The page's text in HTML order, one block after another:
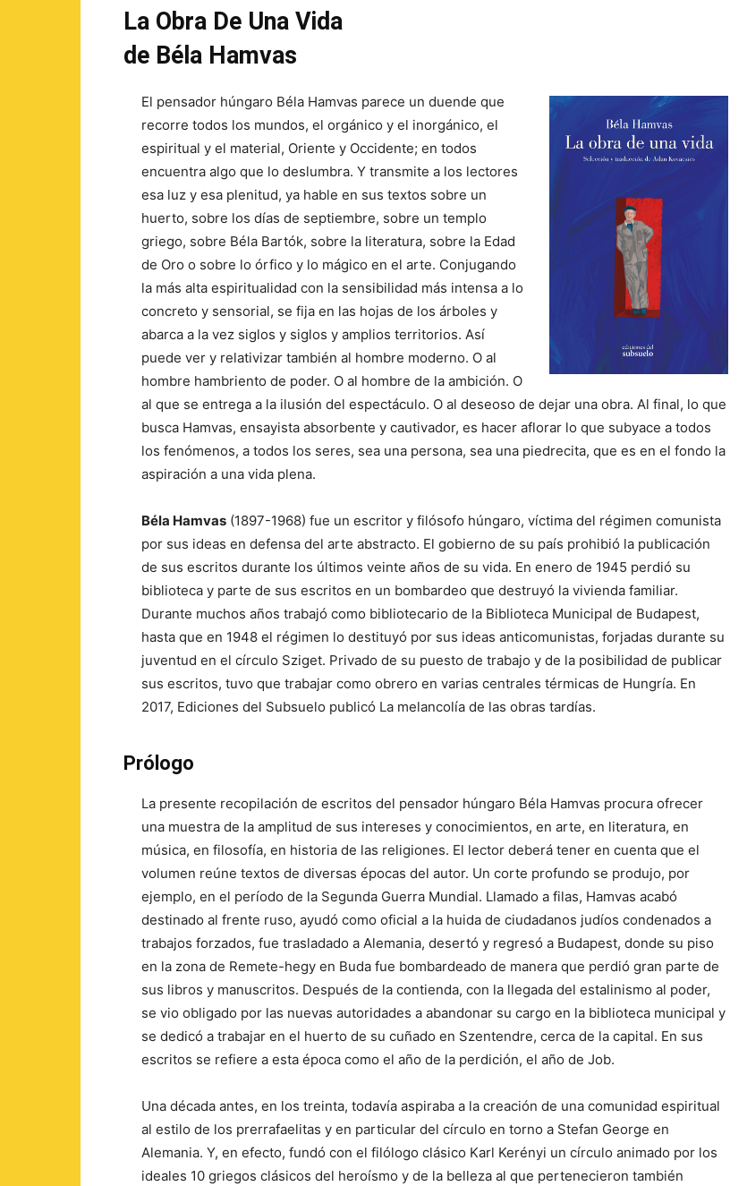
La Obra De Una Vida
de Béla Hamvas
El pensador húngaro Béla Hamvas parece un duende que
recorre todos los mundos, el orgánico y el inorgánico, el
espiritual y el material, Oriente y Occidente; en todos
encuentra algo que lo deslumbra. Y transmite a los lectores
esa luz y esa plenitud, ya hable en sus textos sobre un
huerto, sobre los días de septiembre, sobre un templo
griego, sobre Béla Bartók, sobre la literatura, sobre la Edad
de Oro o sobre lo órfico y lo mágico en el arte. Conjugando
la más alta espiritualidad con la sensibilidad más intensa a lo
concreto y sensorial, se fija en las hojas de los árboles y
abarca a la vez siglos y siglos y amplios territorios. Así
puede ver y relativizar también al hombre moderno. O al
hombre hambriento de poder. O al hombre de la ambición. O
al que se entrega a la ilusión del espectáculo. O al deseoso de dejar una obra. Al final, lo que
busca Hamvas, ensayista absorbente y cautivador, es hacer aflorar lo que subyace a todos
los fenómenos, a todos los seres, sea una persona, sea una piedrecita, que es en el fondo la
aspiración a una vida plena.
Béla Hamvas (1897-1968) fue un escritor y filósofo húngaro, víctima del régimen comunista
por sus ideas en defensa del arte abstracto. El gobierno de su país prohibió la publicación
de sus escritos durante los últimos veinte años de su vida. En enero de 1945 perdió su
biblioteca y parte de sus escritos en un bombardeo que destruyó la vivienda familiar.
Durante muchos años trabajó como bibliotecario de la Biblioteca Municipal de Budapest,
hasta que en 1948 el régimen lo destituyó por sus ideas anticomunistas, forjadas durante su
juventud en el círculo Sziget. Privado de su puesto de trabajo y de la posibilidad de publicar
sus escritos, tuvo que trabajar como obrero en varias centrales térmicas de Hungría. En
2017, Ediciones del Subsuelo publicó La melancolía de las obras tardías.
Prólogo
La presente recopilación de escritos del pensador húngaro Béla Hamvas procura ofrecer
una muestra de la amplitud de sus intereses y conocimientos, en arte, en literatura, en
música, en filosofía, en historia de las religiones. El lector deberá tener en cuenta que el
volumen reúne textos de diversas épocas del autor. Un corte profundo se produjo, por
ejemplo, en el período de la Segunda Guerra Mundial. Llamado a filas, Hamvas acabó
destinado al frente ruso, ayudó como oficial a la huida de ciudadanos judíos condenados a
trabajos forzados, fue trasladado a Alemania, desertó y regresó a Budapest, donde su piso
en la zona de Remete-hegy en Buda fue bombardeado de manera que perdió gran parte de
sus libros y manuscritos. Después de la contienda, con la llegada del estalinismo al poder,
se vio obligado por las nuevas autoridades a abandonar su cargo en la biblioteca municipal y
se dedicó a trabajar en el huerto de su cuñado en Szentendre, cerca de la capital. En sus
escritos se refiere a esta época como el año de la perdición, el año de Job.
Una década antes, en los treinta, todavía aspiraba a la creación de una comunidad espiritual
al estilo de los prerrafaelitas y en particular del círculo en torno a Stefan George en
Alemania. Y, en efecto, fundó con el filólogo clásico Karl Kerényi un círculo animado por los
ideales 10 griegos clásicos del heroísmo y de la belleza al que pertenecieron también